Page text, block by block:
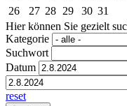
26
27 28 29 30 31
Hier können Sie gezielt
Kategorie
Suchwort
Datum
reset